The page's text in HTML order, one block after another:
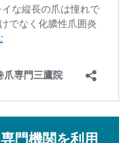
門機関を利用